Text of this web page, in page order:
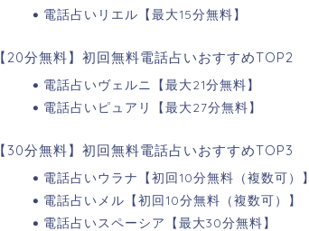
電話占いリエル【最大15分無料】
【20分無料】初回無料電話占いおすすめTOP2
電話占いヴェルニ【最大21分無料】
電話占いピュアリ【最大27分無料】
【30分無料】初回無料電話占いおすすめTOP3
電話占いウラナ【初回10分無料（複数可）】
電話占いメル【初回10分無料（複数可）】
電話占いスペーシア【最大30分無料】